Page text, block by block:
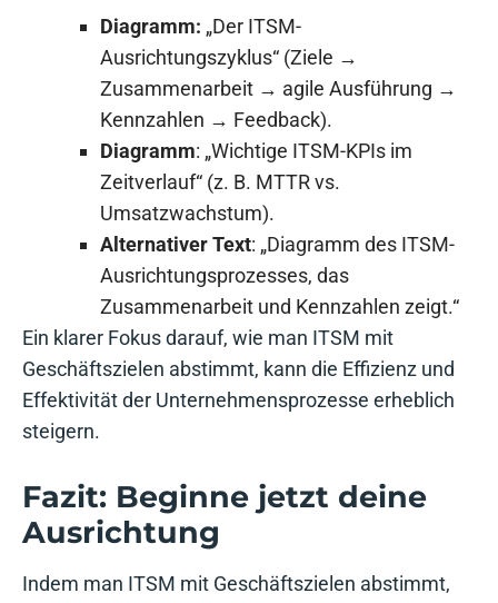
Diagramm: „Der ITSM-
Ausrichtungszyklus“ (Ziele →
Zusammenarbeit → agile Ausführung →
Kennzahlen → Feedback).
Diagramm: „Wichtige ITSM-KPIs im
Zeitverlauf“ (z. B. MTTR vs.
Umsatzwachstum).
Alternativer Text: „Diagramm des ITSM-
Ausrichtungsprozesses, das
Zusammenarbeit und Kennzahlen zeigt.“
Ein klarer Fokus darauf, wie man ITSM mit
Geschäftszielen abstimmt, kann die Effizienz und
Effektivität der Unternehmensprozesse erheblich
steigern.
Fazit: Beginne jetzt deine
Ausrichtung
Indem man ITSM mit Geschäftszielen abstimmt,